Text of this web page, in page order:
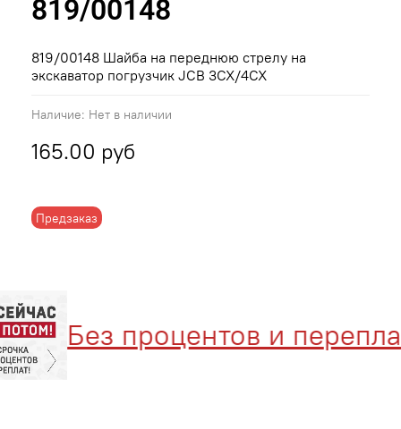
Наличие: Нет в наличии
Предзаказ
819/00148
165.00 руб
819/00148 Шайба на переднюю стрелу на
экскаватор погрузчик JCB 3CX/4CX
Без процентов и переплат